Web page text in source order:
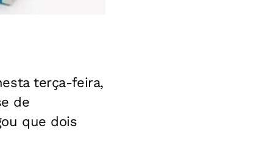
terça-feira,
de
que dois